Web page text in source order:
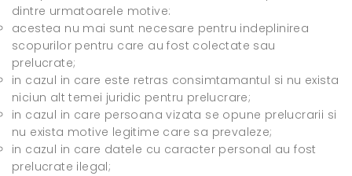
dintre urmatoarele motive:
acestea nu mai sunt necesare pentru indeplinirea
scopurilor pentru care au fost colectate sau
prelucrate;
in cazul in care este retras consimtamantul si nu exista
niciun alt temei juridic pentru prelucrare;
in cazul in care persoana vizata se opune prelucrarii si
nu exista motive legitime care sa prevaleze;
in cazul in care datele cu caracter personal au fost
prelucrate ilegal;